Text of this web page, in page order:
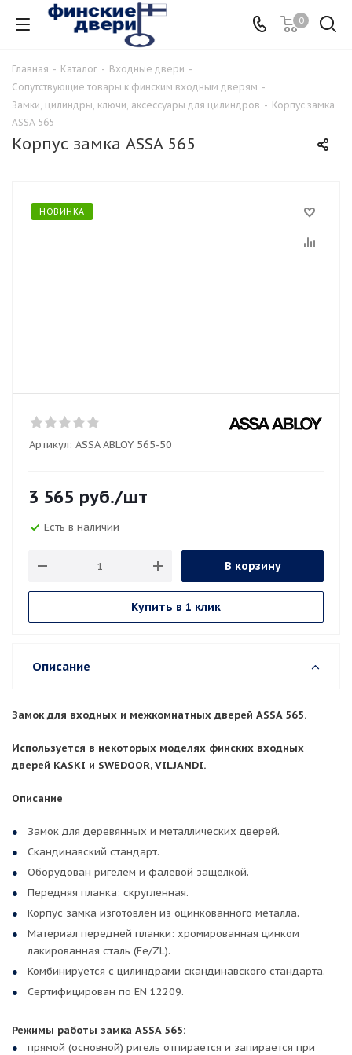
0
Главная - Каталог - Входные двери -
Сопутствующие товары к финским входным дверям -
Замки, цилиндры, ключи, аксессуары для цилиндров - Корпус замка
ASSA 565
Корпус замка ASSA 565
НОВИНКА
Артикул: ASSA ABLOY 565-50
3 565 руб./шт
Есть в наличии
В корзину
Купить в 1 клик
Описание
Замок для входных и межкомнатных дверей ASSA 565.
Используется в некоторых моделях финских входных
дверей KASKI и SWEDOOR, VILJANDI.
Описание
Замок для деревянных и металлических дверей.
Скандинавский стандарт.
Оборудован ригелем и фалевой защелкой.
Передняя планка: скругленная.
Корпус замка изготовлен из оцинкованного металла.
Материал передней планки: хромированная цинком
лакированная сталь (Fe/ZL).
Комбинируется с цилиндрами скандинавского стандарта.
Сертифицирован по EN 12209.
Режимы работы замка ASSA 565:
прямой (основной) ригель отпирается и запирается при